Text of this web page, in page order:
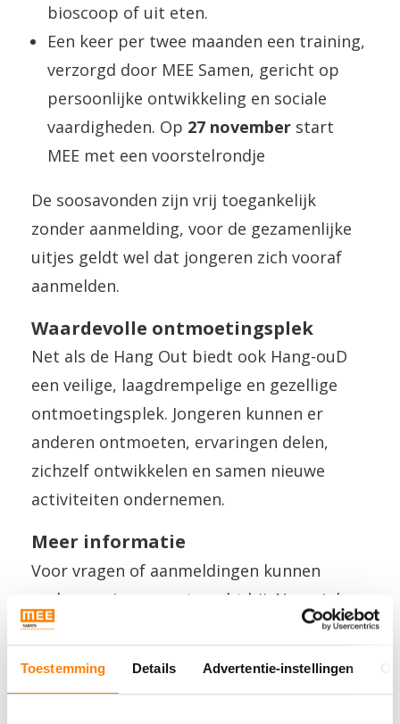
Toestemming Details Advertentie-instellingen
bioscoop of uit eten.
Een keer per twee maanden een training,
verzorgd door MEE Samen, gericht op
persoonlijke ontwikkeling en sociale
vaardigheden. Op 27 november start
MEE met een voorstelrondje
De soosavonden zijn vrij toegankelijk
zonder aanmelding, voor de gezamenlijke
uitjes geldt wel dat jongeren zich vooraf
aanmelden.
Waardevolle ontmoetingsplek
Net als de Hang Out biedt ook Hang-ouD
een veilige, laagdrempelige en gezellige
ontmoetingsplek. Jongeren kunnen er
anderen ontmoeten, ervaringen delen,
zichzelf ontwikkelen en samen nieuwe
activiteiten ondernemen.
Meer informatie
Voor vragen of aanmeldingen kunnen
ouders en jongeren terecht bij: Naomi de
Vos – coördinator voorliggende